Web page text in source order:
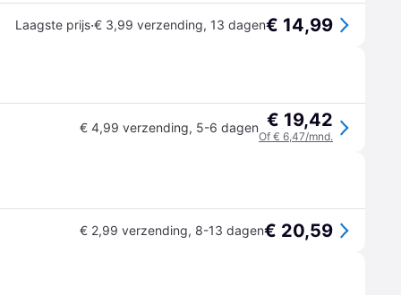
Laagste prijs·€ 3,99 verzending, 13 dagen€ 14,99
€ 4,99 verzending, 5-6 dagen € 19,42
Of € 6,47/mnd.
€ 2,99 verzending, 8-13 dagen€ 20,59